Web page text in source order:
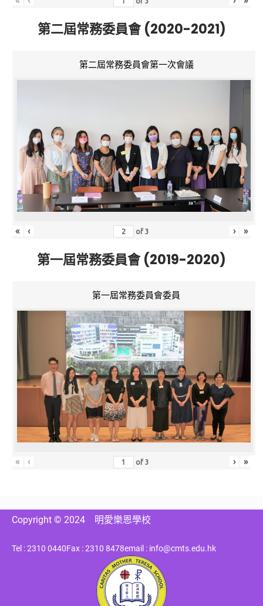
第二屆常務委員會 (2020-2021)
第二屆常務委員會第一次會議
« ‹ of3 › »
第一屆常務委員會 (2019-2020)
第一屆常務委員會委員
« ‹ of3 › »
Copyright © 2024 明愛樂恩學校
Tel : 2310 0440Fax : 2310 8478email : info@cmts.edu.hk